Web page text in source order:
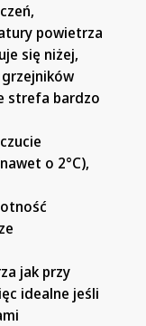
powietrza
się niżej,
strefa bardzo
o 2°C),
jak przy
idealne jeśli